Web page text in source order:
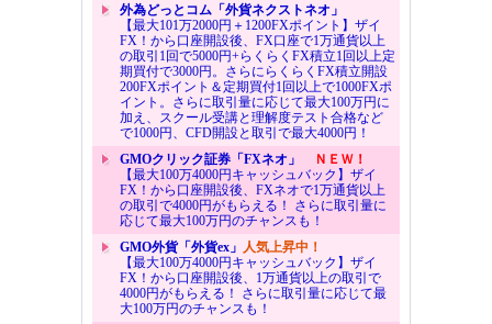
外為どっとコム「外貨ネクストネオ」
【最大101万2000円＋1200FXポイント】ザイ
FX！から口座開設後、FX口座で1万通貨以上
の取引1回で5000円+らくらくFX積立1回以上定
期買付で3000円。さらにらくらくFX積立開設
200FXポイント＆定期買付1回以上で1000FXポ
イント。さらに取引量に応じて最大100万円に
加え、スクール受講と理解度テスト合格など
で1000円、CFD開設と取引で最大4000円！
GMOクリック証券「FXネオ」
ＮＥＷ！
【最大100万4000円キャッシュバック】ザイ
FX！から口座開設後、FXネオで1万通貨以上
の取引で4000円がもらえる！ さらに取引量に
応じて最大100万円のチャンスも！
GMO外貨「外貨ex」 人気上昇中！
【最大100万4000円キャッシュバック】ザイ
FX！から口座開設後、1万通貨以上の取引で
4000円がもらえる！ さらに取引量に応じて最
大100万円のチャンスも！